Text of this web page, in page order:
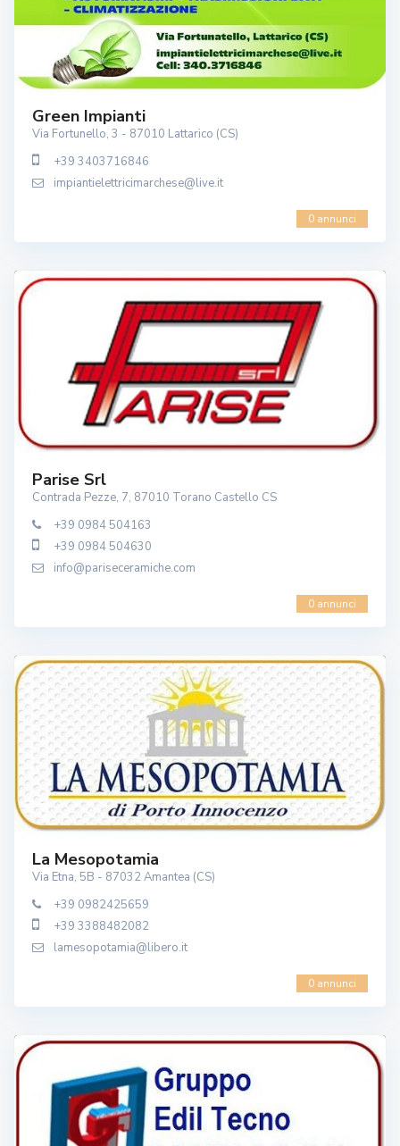
Green Impianti
Via Fortunello, 3 - 87010 Lattarico (CS)
+39 3403716846
impiantielettricimarchese@live.it
0 annunci
Parise Srl
Contrada Pezze, 7, 87010 Torano Castello CS
+39 0984 504163
+39 0984 504630
info@pariseceramiche.com
0 annunci
La Mesopotamia
Via Etna, 5B - 87032 Amantea (CS)
+39 0982425659
+39 3388482082
lamesopotamia@libero.it
0 annunci